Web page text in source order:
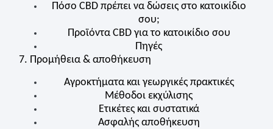
Πόσο CBDπρέπει να δώσεις στο κατοικίδιο
σου;
Προϊόντα CBDγια το κατοικίδιο σου
Πηγές
7. Προμήθεια & αποθήκευση
Αγροκτήματα και γεωργικές πρακτικές
Μέθοδοι εκχύλισης
Ετικέτες και συστατικά
Ασφαλής αποθήκευση